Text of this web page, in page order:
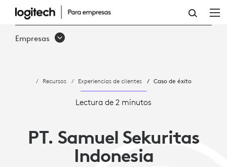
ESTUDIO
DE
SAMUEL
SEKURITAS
Empresas
Recursos Experiencias de clientes Caso de éxito
Lectura de 2 minutos
PT. Samuel Sekuritas
Indonesia